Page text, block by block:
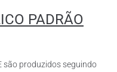
PADRÃO
são produzidos seguindo